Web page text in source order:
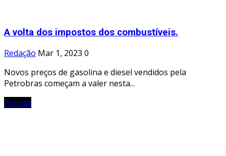
A volta dos impostos dos combustíveis.
Redação Mar 1, 2023 0
Novos preços de gasolina e diesel vendidos pela
Petrobras começam a valer nesta...
Política